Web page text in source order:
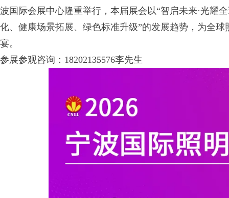
波国际会展中心隆重举行，本届展会以“智启未来·光耀
化、健康场景拓展、绿色标准升级”的发展趋势，为全
宴。
参展参观咨询：18202135576李先生